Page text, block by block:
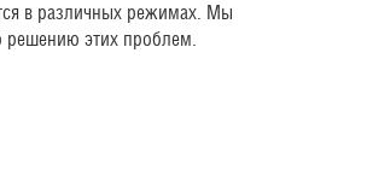
в различных режимах. Мы
решению этих проблем.